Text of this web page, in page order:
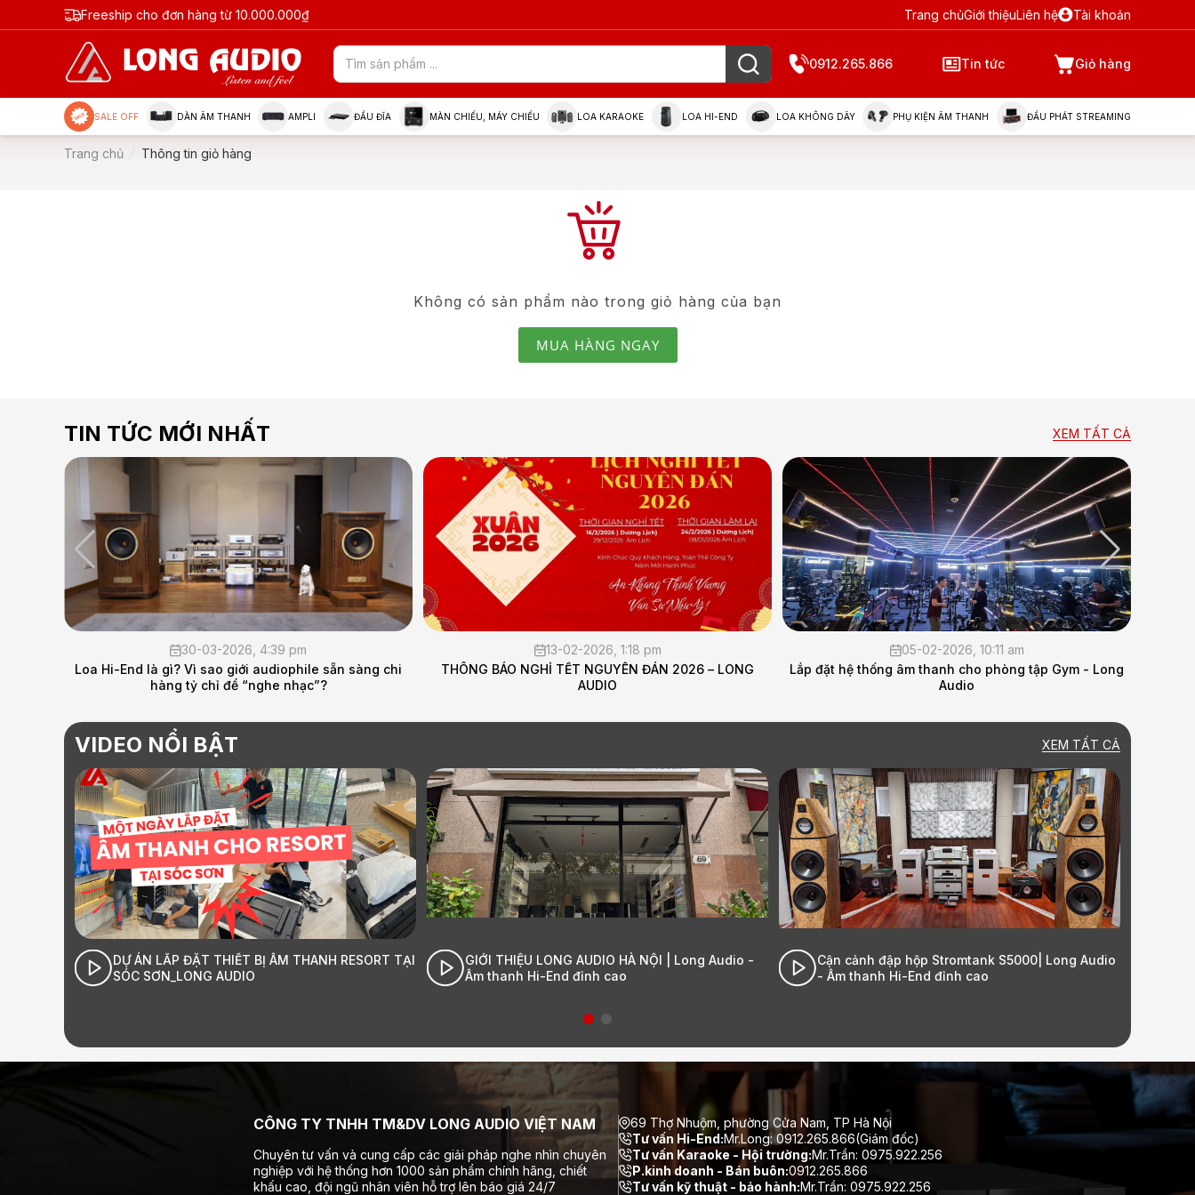
Freeship cho đơn hàng từ 10.000.000₫ Trang chủGiới thiệuLiên hệ Tài khoản
0912.265.866 Tin tức Giỏ hàng
SALE OFF DÀN ÂM THANH AMPLI ĐẦU ĐĨA MÀN CHIẾU, MÁY CHIẾU LOA KARAOKE LOA HI-END LOA KHÔNG DÂY PHỤ KIỆN ÂM THANH ĐẦU PHÁT STREAMING
Trang chủ Thông tin giỏ hàng
Không có sản phẩm nào trong giỏ hàng của bạn
MUA HÀNG NGAY
TIN TỨC MỚI NHẤT XEM TẤT CẢ
30-03-2026, 4:39 pm
Loa Hi-End là gì? Vì sao giới audiophile sẵn sàng chi
hàng tỷ chỉ để “nghe nhạc”?
13-02-2026, 1:18 pm
THÔNG BÁO NGHỈ TẾT NGUYÊN ĐÁN 2026 – LONG
AUDIO
05-02-2026, 10:11 am
Lắp đặt hệ thống âm thanh cho phòng tập Gym - Long
Audio
VIDEO NỔI BẬT XEM TẤT CẢ
DỰ ÁN LẮP ĐẶT THIẾT BỊ ÂM THANH RESORT TẠI
SÓC SƠN_LONG AUDIO
GIỚI THIỆU LONG AUDIO HÀ NỘI | Long Audio -
Âm thanh Hi-End đỉnh cao
Cận cảnh đập hộp Stromtank S5000| Long Audio
- Âm thanh Hi-End đỉnh cao
CÔNG TY TNHH TM&DV LONG AUDIO VIỆT NAM
Chuyên tư vấn và cung cấp các giải pháp nghe nhìn chuyên
nghiệp với hệ thống hơn 1000 sản phẩm chính hãng, chiết
khấu cao, đội ngũ nhân viên hỗ trợ lên báo giá 24/7
69 Thợ Nhuộm, phường Cửa Nam, TP Hà Nội
Tư vấn Hi-End:Mr.Long: 0912.265.866(Giám đốc)
Tư vấn Karaoke - Hội trường:Mr.Trần: 0975.922.256
P.kinh doanh - Bán buôn:0912.265.866
Tư vấn kỹ thuật - bảo hành:Mr.Trần: 0975.922.256